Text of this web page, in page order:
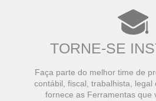
TORNE-SE
Faça parte do melhor time de
contábil, fiscal, trabalhista, legal
fornece as Ferramentas que